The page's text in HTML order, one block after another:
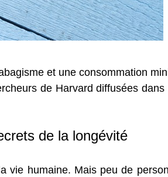
et une consommation
de Harvard diffusées
de la longévité
vie humaine. Mais peu de